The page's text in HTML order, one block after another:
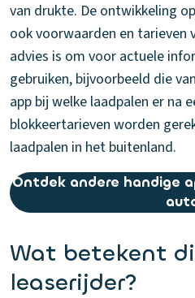
van drukte. De ontwikkeling
ook voorwaarden en tarieven
advies is om voor actuele
gebruiken, bijvoorbeeld die
app bij welke laadpalen er na
blokkeertarieven worden
laadpalen in het buitenland.
Ontdek andere handige
Wat betekent
leaserijder?